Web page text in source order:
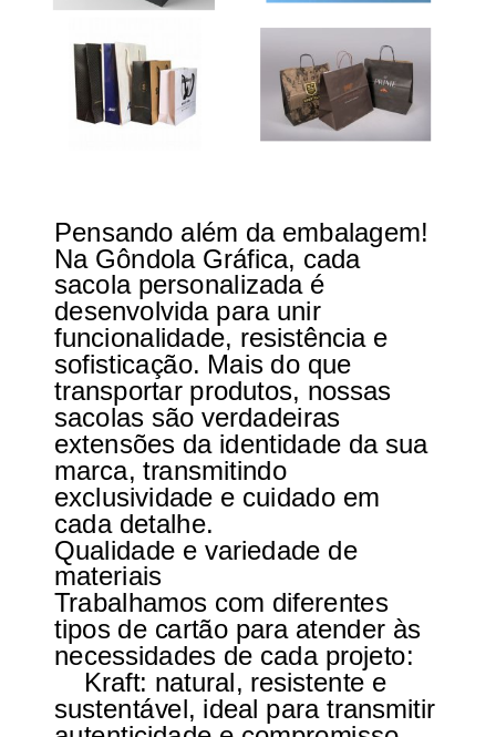
Pensando além da embalagem!
Na Gôndola Gráfica, cada
sacola personalizada é
desenvolvida para unir
funcionalidade, resistência e
sofisticação. Mais do que
transportar produtos, nossas
sacolas são verdadeiras
extensões da identidade da sua
marca, transmitindo
exclusividade e cuidado em
cada detalhe.
Qualidade e variedade de
materiais
Trabalhamos com diferentes
tipos de cartão para atender às
necessidades de cada projeto:
Kraft: natural, resistente e
sustentável, ideal para transmitir